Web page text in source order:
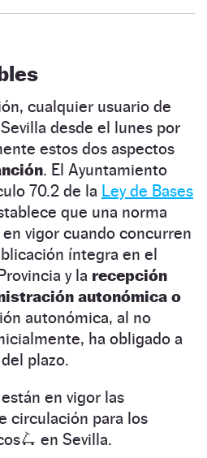
cualquier usuario de
desde el lunes por
estos dos aspectos
. El Ayuntamiento
70.2 de la Ley de Bases
que una norma
vigor cuando concurren
íntegra en el
y la recepción
autonómica o
autonómica, al no
ha obligado a
plazo.
en vigor las
circulación para los
en Sevilla.